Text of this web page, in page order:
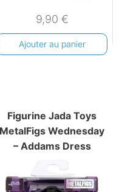
9,90 €
Ajouter au panier
Figurine Jada Toys
MetalFigs Wednesday
– Addams Dress